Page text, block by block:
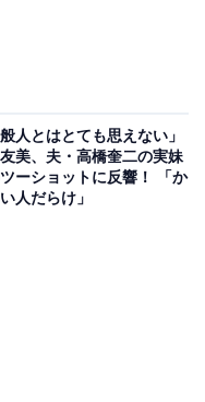
般人とはとても思えない」
美、夫・高橋奎二の実妹
ーショットに反響！ 「か
人だらけ」